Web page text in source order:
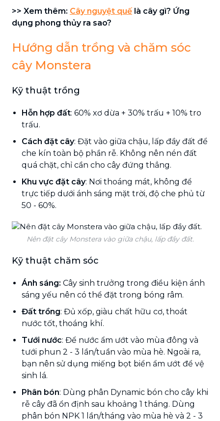
>> Xem thêm: Cây nguyệt quếlà cây gì? Ứng
dụng phong thủy ra sao?
Hướng dẫn trồng và chăm sóc
cây Monstera
Kỹ thuật trồng
Hỗn hợp đất: 60% xơ dừa + 30% trấu + 10% tro
trấu.
Cách đặt cây: Đặt vào giữa chậu, lấp đầy đất để
che kín toàn bộ phần rễ. Không nên nén đất
quá chặt, chỉ cần cho cây đứng thẳng.
Khu vực đặt cây: Nơi thoáng mát, không để
trực tiếp dưới ánh sáng mặt trời, độ che phủ từ
50 - 60%.
Nên đặt cây Monstera vào giữa chậu, lấp đầy đất.
Kỹ thuật chăm sóc
Ánh sáng: Cây sinh trưởng trong điều kiện ánh
sáng yếu nên có thể đặt trong bóng râm.
Đất trồng: Đủ xốp, giàu chất hữu cơ, thoát
nước tốt, thoáng khí.
Tưới nước: Để nước ẩm ướt vào mùa đông và
tưới phun 2 - 3 lần/tuần vào mùa hè. Ngoài ra,
bạn nên sử dụng miếng bọt biển ẩm ướt để vệ
sinh lá.
Phân bón: Dùng phân Dynamic bón cho cây khi
rễ cây đã ổn định sau khoảng 1 tháng. Dùng
phân bón NPK 1 lần/tháng vào mùa hè và 2 - 3